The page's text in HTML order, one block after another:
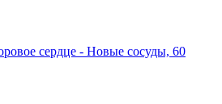
сердце - Новые сосуды, 60